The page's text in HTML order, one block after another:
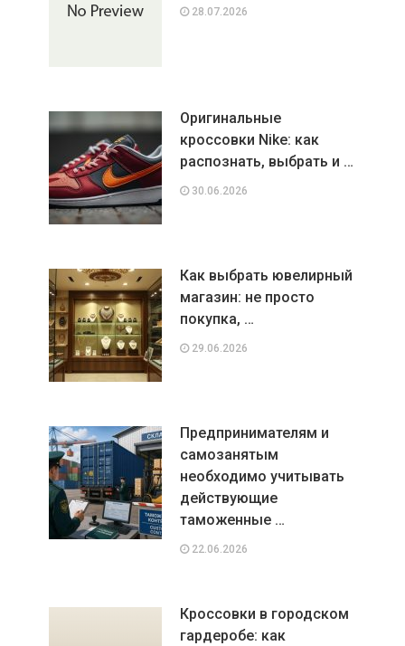
28.07.2026
Оригинальные
кроссовки Nike: как
распознать, выбрать и …
30.06.2026
Как выбрать ювелирный
магазин: не просто
покупка, …
29.06.2026
Предпринимателям и
самозанятым
необходимо учитывать
действующие
таможенные …
22.06.2026
Кроссовки в городском
гардеробе: как